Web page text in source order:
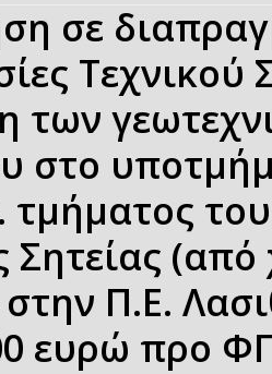
σε
των
στο
τμήματος
Σητείας
στην Π.Ε.
ευρώ προ